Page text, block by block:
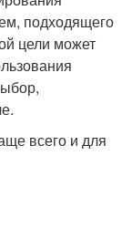
подходящего
цели может
всего и для